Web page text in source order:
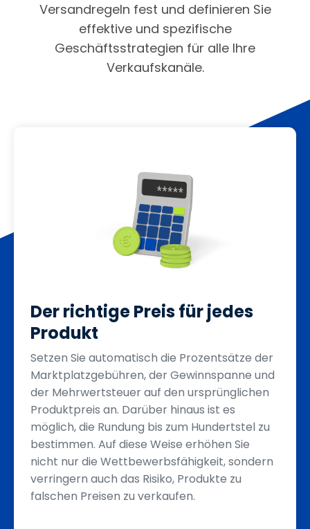
Versandregeln fest und definieren Sie
effektive und spezifische
Geschäftsstrategien für alle Ihre
Verkaufskanäle.
Der richtige Preis für jedes
Produkt
Setzen Sie automatisch die Prozentsätze der
Marktplatzgebühren, der Gewinnspanne und
der Mehrwertsteuer auf den ursprünglichen
Produktpreis an. Darüber hinaus ist es
möglich, die Rundung bis zum Hundertstel zu
bestimmen. Auf diese Weise erhöhen Sie
nicht nur die Wettbewerbsfähigkeit, sondern
verringern auch das Risiko, Produkte zu
falschen Preisen zu verkaufen.